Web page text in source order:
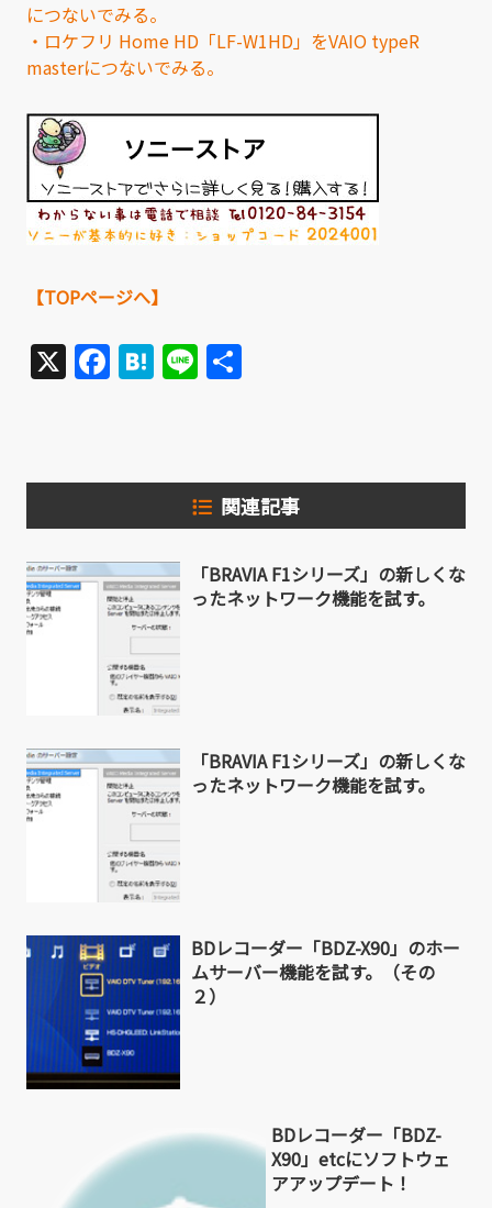
につないでみる。
・ロケフリ Home HD「LF-W1HD」をVAIO typeR
masterにつないでみる。
【TOPページへ】
X Facebook
Hatena
Line
関連記事
「BRAVIA F1シリーズ」の新しくな
ったネットワーク機能を試す。
「BRAVIA F1シリーズ」の新しくな
ったネットワーク機能を試す。
BDレコーダー「BDZ-X90」のホー
ムサーバー機能を試す。（その
２）
BDレコーダー「BDZ-
X90」etcにソフトウェ
アアップデート！